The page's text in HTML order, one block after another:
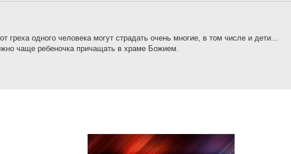
одного человека могут страдать очень многие, в том числе и дети...
чаще ребеночка причащать в храме Божием.